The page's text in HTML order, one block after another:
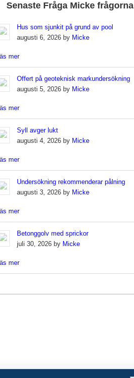
Senaste Fråga Micke frågorna
Hus som sjunkit på grund av pool
augusti 6, 2026 by Micke
mer
Offert på geoteknisk markundersökning
augusti 5, 2026 by Micke
mer
Syll avger lukt
augusti 4, 2026 by Micke
mer
Undersökning rekommenderar pålning
augusti 3, 2026 by Micke
mer
Betonggolv med sprickor
juli 30, 2026 by Micke
mer